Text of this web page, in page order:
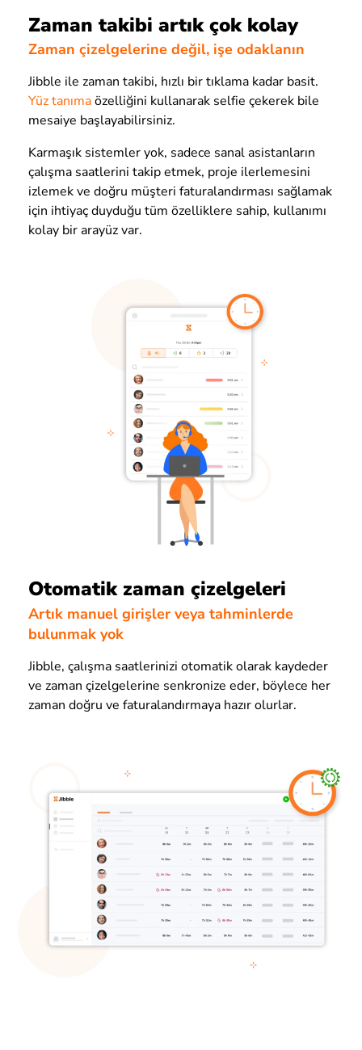
Zaman takibi artık çok kolay
Zaman çizelgelerine değil, işe odaklanın
Jibble ile zaman takibi, hızlı bir tıklama kadar basit.
Yüz tanımaözelliğini kullanarak selfie çekerek bile
mesaiye başlayabilirsiniz.
Karmaşık sistemler yok, sadece sanal asistanların
çalışma saatlerini takip etmek, proje ilerlemesini
izlemek ve doğru müşteri faturalandırması sağlamak
için ihtiyaç duyduğu tüm özelliklere sahip, kullanımı
kolay bir arayüz var.
Otomatik zaman çizelgeleri
Artık manuel girişler veya tahminlerde
bulunmak yok
Jibble, çalışma saatlerinizi otomatik olarak kaydeder
ve zaman çizelgelerine senkronize eder, böylece her
zaman doğru ve faturalandırmaya hazır olurlar.